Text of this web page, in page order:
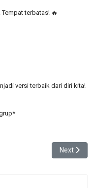
terbatas! 🔥
versi terbaik dari diri kita!
Popularitas dan Next
Next